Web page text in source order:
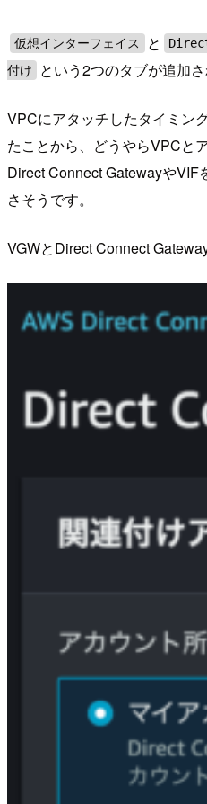
仮想インターフェイス と
付け
という2つのタブが追加さ
VPCにアタッチしたタイミン
たことから、どうやらVPCと
Direct Connect GatewayやVIF
さそうです。
VGWとDirect Connect